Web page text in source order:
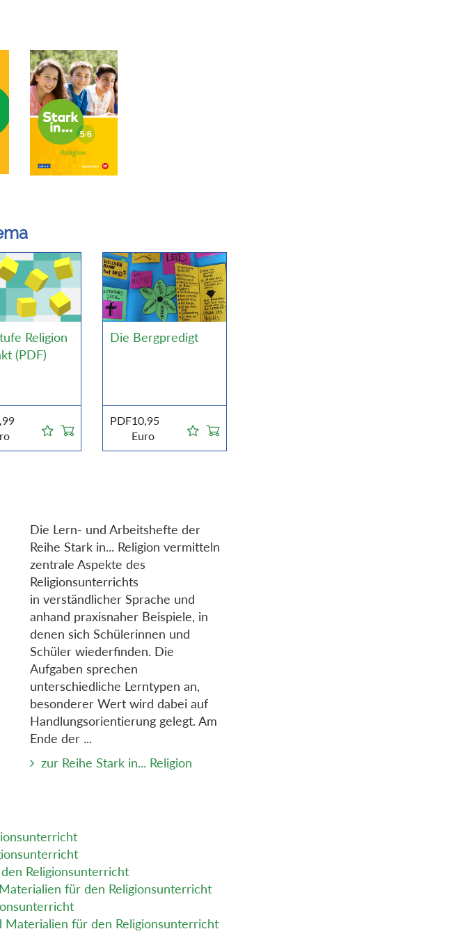
Religion
(PDF)
Die Bergpredigt
PDF10,95
Euro
Die Lern- und Arbeitshefte der
Reihe Stark in... Religion vermitteln
zentrale Aspekte des
Religionsunterrichts
in verständlicher Sprache und
anhand praxisnaher Beispiele, in
denen sich Schülerinnen und
Schüler wiederfinden. Die
Aufgaben sprechen
unterschiedliche Lerntypen an,
besonderer Wert wird dabei auf
Handlungsorientierung gelegt. Am
Ende der ...
zur Reihe Stark in... Religion
Religionsunterricht
für den Religionsunterricht
Materialien für den Religionsunterricht